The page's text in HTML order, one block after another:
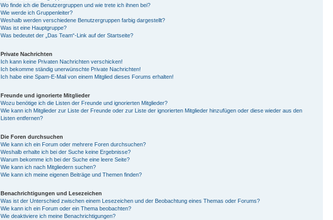
Wo finde ich die Benutzergruppen und wie trete ich ihnen bei?
Wie werde ich Gruppenleiter?
Weshalb werden verschiedene Benutzergruppen farbig dargestellt?
Was ist eine Hauptgruppe?
Was bedeutet der „Das Team“-Link auf der Startseite?
Private Nachrichten
Ich kann keine Privaten Nachrichten verschicken!
Ich bekomme ständig unerwünschte Private Nachrichten!
Ich habe eine Spam-E-Mail von einem Mitglied dieses Forums erhalten!
Freunde und ignorierte Mitglieder
Wozu benötige ich die Listen der Freunde und ignorierten Mitglieder?
Wie kann ich Mitglieder zur Liste der Freunde oder zur Liste der ignorierten Mitglieder hinzufügen oder diese wieder aus den
Listen entfernen?
Die Foren durchsuchen
Wie kann ich ein Forum oder mehrere Foren durchsuchen?
Weshalb erhalte ich bei der Suche keine Ergebnisse?
Warum bekomme ich bei der Suche eine leere Seite?
Wie kann ich nach Mitgliedern suchen?
Wie kann ich meine eigenen Beiträge und Themen finden?
Benachrichtigungen und Lesezeichen
Was ist der Unterschied zwischen einem Lesezeichen und der Beobachtung eines Themas oder Forums?
Wie kann ich ein Forum oder ein Thema beobachten?
Wie deaktiviere ich meine Benachrichtigungen?